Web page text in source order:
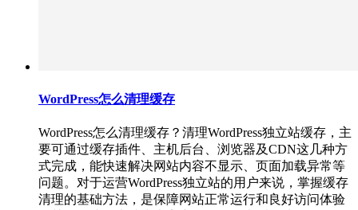
WordPress怎么清理缓存
WordPress怎么清理缓存？清理WordPress独立站缓存，主
要可通过缓存插件、主机后台、浏览器及CDN这几种方
式完成，能快速解决网站内容不显示、页面加载异常等
问题。对于运营WordPress独立站的用户来说，掌握缓存
清理的基础方法，是保障网站正常运行和良好访问体验